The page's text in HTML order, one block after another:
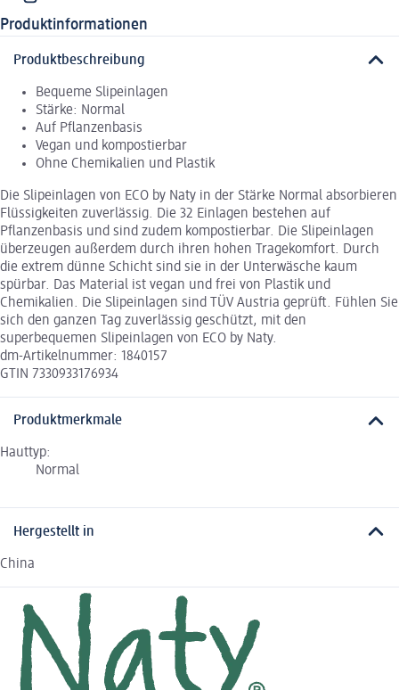
Produktinformationen
Produktbeschreibung
Bequeme Slipeinlagen
Stärke: Normal
Auf Pflanzenbasis
Vegan und kompostierbar
Ohne Chemikalien und Plastik
Die Slipeinlagen von ECO by Naty in der Stärke Normal absorbieren
Flüssigkeiten zuverlässig. Die 32 Einlagen bestehen auf
Pflanzenbasis und sind zudem kompostierbar. Die Slipeinlagen
überzeugen außerdem durch ihren hohen Tragekomfort. Durch
die extrem dünne Schicht sind sie in der Unterwäsche kaum
spürbar. Das Material ist vegan und frei von Plastik und
Chemikalien. Die Slipeinlagen sind TÜV Austria geprüft. Fühlen Sie
sich den ganzen Tag zuverlässig geschützt, mit den
superbequemen Slipeinlagen von ECO by Naty.
dm-Artikelnummer: 1840157
GTIN 7330933176934
Produktmerkmale
Hauttyp:
Normal
Hergestellt in
China